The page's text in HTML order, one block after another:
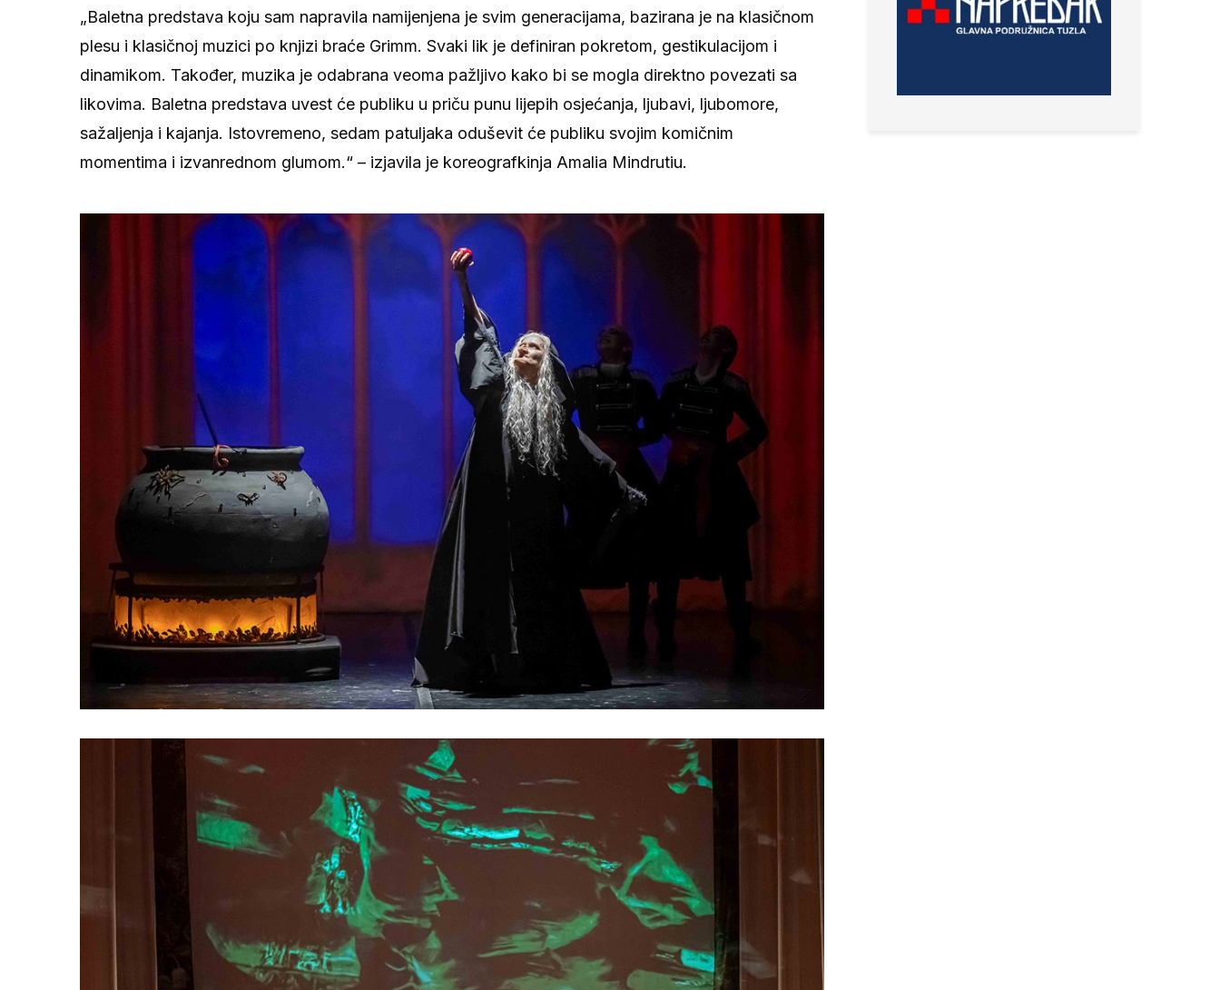
„Baletna predstava koju sam napravila namijenjena je svim generacijama, bazirana je na klasičnom
plesu i klasičnoj muzici po knjizi braće Grimm. Svaki lik je definiran pokretom, gestikulacijom i
dinamikom. Također, muzika je odabrana veoma pažljivo kako bi se mogla direktno povezati sa
likovima. Baletna predstava uvest će publiku u priču punu lijepih osjećanja, ljubavi, ljubomore,
sažaljenja i kajanja. Istovremeno, sedam patuljaka oduševit će publiku svojim komičnim
momentima i izvanrednom glumom.“ – izjavila je koreografkinja Amalia Mindrutiu.